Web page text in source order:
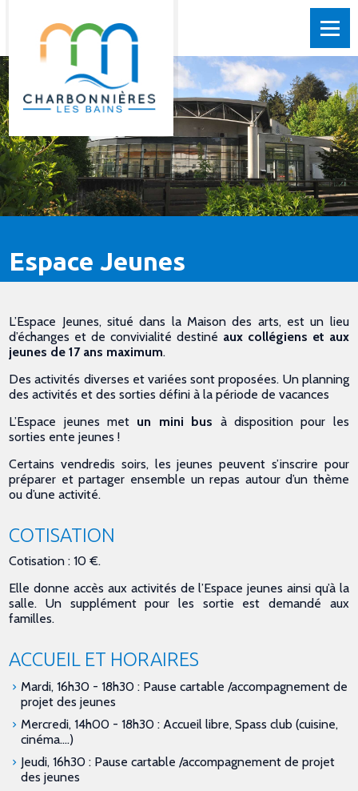
Espace Jeunes
L’Espace Jeunes, situé dans la Maison des arts, est un lieu
d’échanges et de convivialité destiné aux collégiens et aux
jeunes de 17 ans maximum.
Des activités diverses et variées sont proposées. Un planning
des activités et des sorties défini à la période de vacances
L’Espace jeunes met un mini bus à disposition pour les
sorties ente jeunes !
​Certains vendredis soirs, les jeunes peuvent s’inscrire pour
préparer et partager ensemble un repas autour d’un thème
ou d’une activité.
COTISATION
Cotisation : 10 €.
Elle donne accès aux activités de l’Espace jeunes ainsi qu’à la
salle. Un supplément pour les sortie est demandé aux
familles.
ACCUEIL ET HORAIRES
Mardi, 16h30 - 18h30 : Pause cartable /accompagnement de
projet des jeunes
Mercredi, 14h00 - 18h30 : Accueil libre, Spass club (cuisine,
cinéma….)
Jeudi, 16h30 : Pause cartable /accompagnement de projet
des jeunes